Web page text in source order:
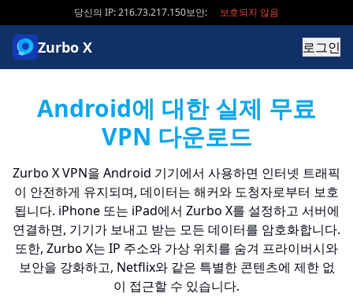
당신의 IP: 216.73.217.150보안: 보호되지 않음
Zurbo X 로그인
Android에 대한 실제 무료
VPN 다운로드
Zurbo X VPN을 Android 기기에서 사용하면 인터넷 트래픽
이 안전하게 유지되며, 데이터는 해커와 도청자로부터 보호
됩니다. iPhone 또는 iPad에서 Zurbo X를 설정하고 서버에
연결하면, 기기가 보내고 받는 모든 데이터를 암호화합니다.
또한, Zurbo X는 IP 주소와 가상 위치를 숨겨 프라이버시와
보안을 강화하고, Netflix와 같은 특별한 콘텐츠에 제한 없
이 접근할 수 있습니다.